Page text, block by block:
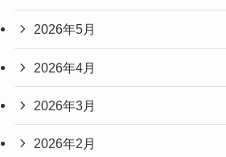
2026年5月
2026年4月
2026年3月
2026年2月